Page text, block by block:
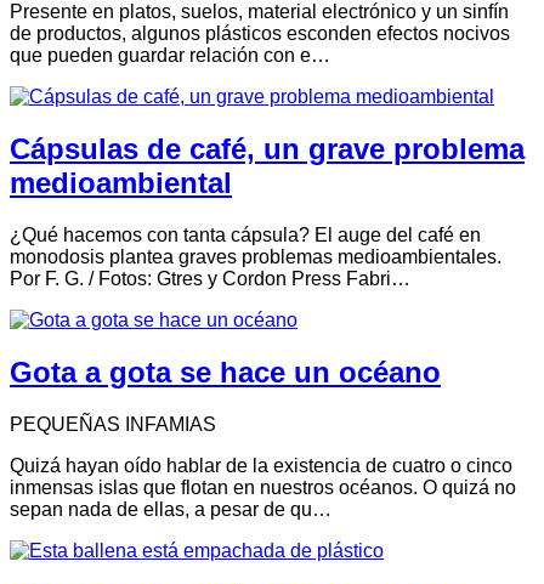
Presente en platos, suelos, material electrónico y un sinfín
de productos, algunos plásticos esconden efectos nocivos
que pueden guardar relación con e…
Cápsulas de café, un grave problema
medioambiental
¿Qué hacemos con tanta cápsula? El auge del café en
monodosis plantea graves problemas medioambientales.
Por F. G. / Fotos: Gtres y Cordon Press Fabri…
Gota a gota se hace un océano
PEQUEÑAS INFAMIAS
Quizá hayan oído hablar de la existencia de cuatro o cinco
inmensas islas que flotan en nuestros océanos. O quizá no
sepan nada de ellas, a pesar de qu…